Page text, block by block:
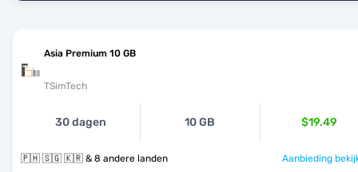
Asia Premium 10 GB
TSimTech
30 dagen 10 GB $19.49
🇵🇭 🇸🇬 🇰🇷 & 8 andere landen Aanbieding